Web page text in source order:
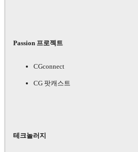
Passion 프로젝트
CGconnect
CG 팟캐스트
테크놀러지